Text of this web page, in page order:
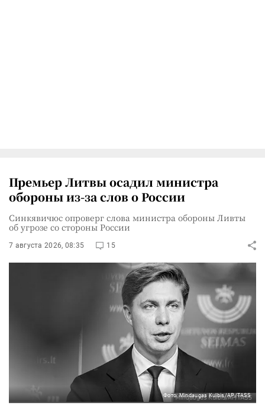
Премьер Литвы осадил министра
обороны из-за слов о России
Синкявичюс опроверг слова министра обороны Ливты
об угрозе со стороны России
7 августа 2026, 08:35 15
Фото: Mindaugas Kulbis/AP/TASS